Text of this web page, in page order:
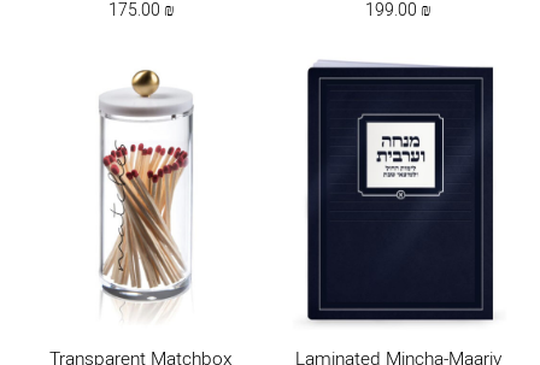
175.00₪ 199.00₪
Transparent Matchbox Laminated Mincha-Maariv